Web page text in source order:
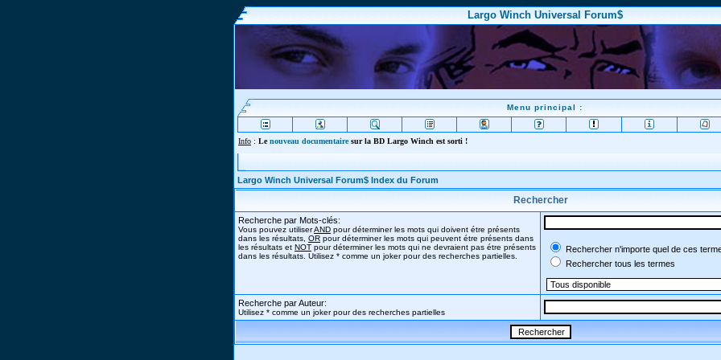
Largo Winch Universal Forum$
Menu principal :
Info : Lenouveau documentairesur la BD Largo Winch est sorti !
Largo Winch Universal Forum$ Index du Forum
Rechercher
Recherche par Mots-clés:
Vous pouvez utiliserAND pour déterminer les mots qui doivent étre présents
dans les résultats, OR pour déterminer les mots qui peuvent étre présents dans
les résultats et NOT pour déterminer les mots qui ne devraient pas étre présents
dans les résultats. Utilisez * comme un joker pour des recherches partielles.
Rechercher n'importe quel de ces
Rechercher tous les termes
Recherche par Auteur:
Utilisez * comme un joker pour des recherches partielles